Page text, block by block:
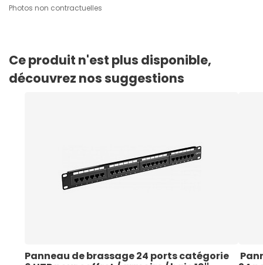
Photos non contractuelles
Ce produit n'est plus disponible,
découvrez nos suggestions
Panneau de brassage 24 ports catégorie